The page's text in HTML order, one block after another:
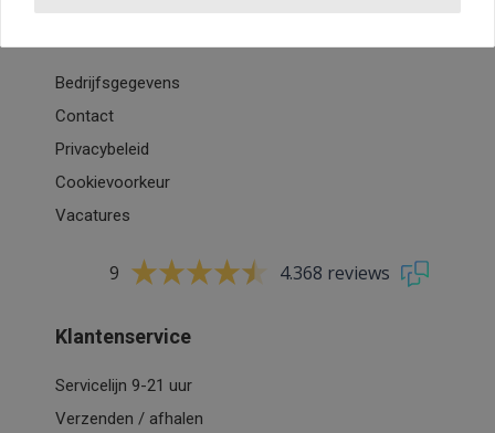
Bedrijfsgegevens
Contact
Privacybeleid
Cookievoorkeur
Vacatures
9 4.368 reviews
Klantenservice
Servicelijn 9-21 uur
Verzenden / afhalen